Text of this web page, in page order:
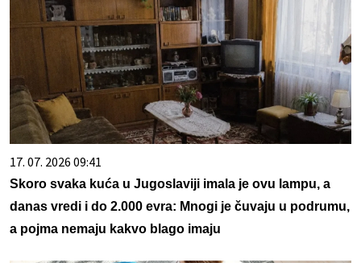
17. 07. 2026 09:41
Skoro svaka kuća u Jugoslaviji imala je ovu lampu, a
danas vredi i do 2.000 evra: Mnogi je čuvaju u podrumu,
a pojma nemaju kakvo blago imaju